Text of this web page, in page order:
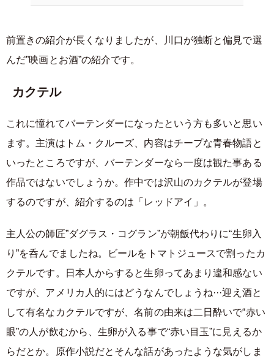
前置きの紹介が長くなりましたが、川口が独断と偏見で選
んだ”映画とお酒”の紹介です。
カクテル
これに憧れてバーテンダーになったという方も多いと思い
ます。主演はトム・クルーズ、内容はチープな青春物語と
いったところですが、バーテンダーなら一度は観た事ある
作品ではないでしょうか。作中では沢山のカクテルが登場
するのですが、紹介するのは「レッドアイ」。
主人公の師匠”ダグラス・コグラン”が朝飯代わりに“生卵入
り”を呑んでましたね。ビールをトマトジュースで割ったカ
クテルです。日本人からすると生卵ってあまり違和感ない
ですが、アメリカ人的にはどうなんでしょうね···迎え酒と
して有名なカクテルですが、名前の由来は二日酔いで“赤い
眼”の人が飲むから、生卵が入る事で“赤い目玉”に見えるか
らだとか。原作小説だとそんな話があったような気がしま